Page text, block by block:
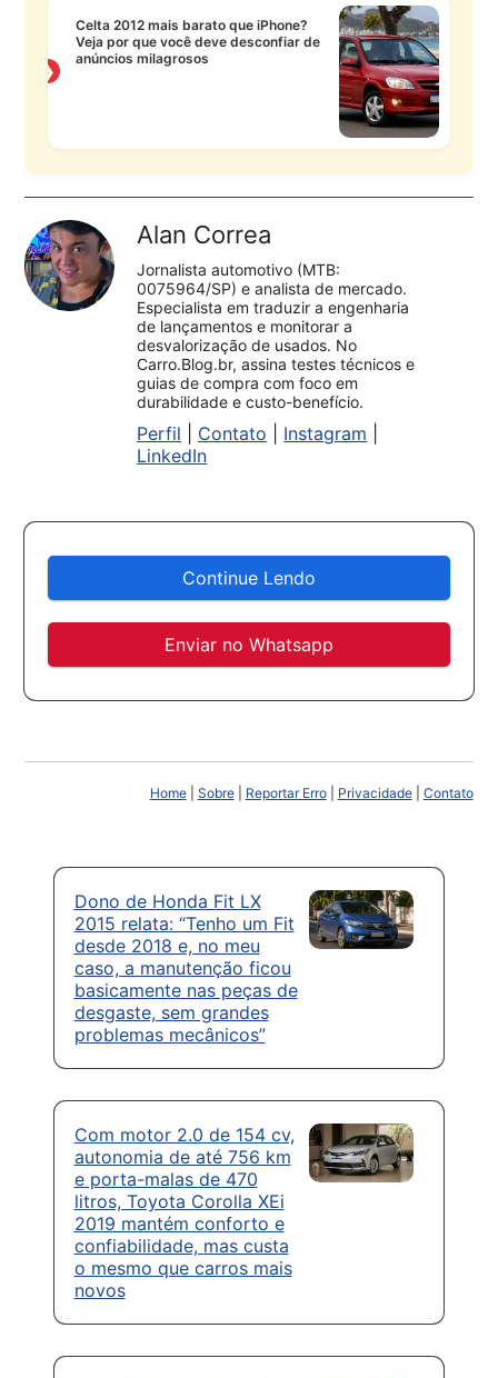
❯
Celta 2012 mais barato que iPhone?
Veja por que você deve desconfiar de
anúncios milagrosos
Alan Correa
Jornalista automotivo (MTB:
0075964/SP) e analista de mercado.
Especialista em traduzir a engenharia
de lançamentos e monitorar a
desvalorização de usados. No
Carro.Blog.br, assina testes técnicos e
guias de compra com foco em
durabilidade e custo-benefício.
Perfil Contato Instagram
LinkedIn
Continue Lendo
Enviar no Whatsapp
Home| Sobre| Reportar Erro| Privacidade| Contato
Dono de Honda Fit LX
2015 relata: “Tenho um Fit
desde 2018 e, no meu
caso, a manutenção ficou
basicamente nas peças de
desgaste, sem grandes
problemas mecânicos”
Com motor 2.0 de 154 cv,
autonomia de até 756 km
e porta-malas de 470
litros, Toyota Corolla XEi
2019 mantém conforto e
confiabilidade, mas custa
o mesmo que carros mais
novos